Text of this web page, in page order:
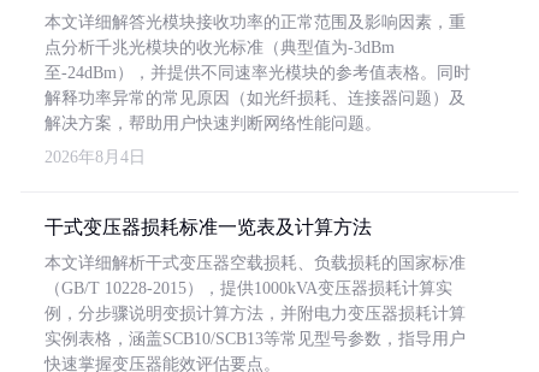
本文详细解答光模块接收功率的正常范围及影响因素，重
点分析千兆光模块的收光标准（典型值为-3dBm
至-24dBm），并提供不同速率光模块的参考值表格。同时
解释功率异常的常见原因（如光纤损耗、连接器问题）及
解决方案，帮助用户快速判断网络性能问题。
2026年8月4日
干式变压器损耗标准一览表及计算方法
本文详细解析干式变压器空载损耗、负载损耗的国家标准
（GB/T 10228-2015），提供1000kVA变压器损耗计算实
例，分步骤说明变损计算方法，并附电力变压器损耗计算
实例表格，涵盖SCB10/SCB13等常见型号参数，指导用户
快速掌握变压器能效评估要点。